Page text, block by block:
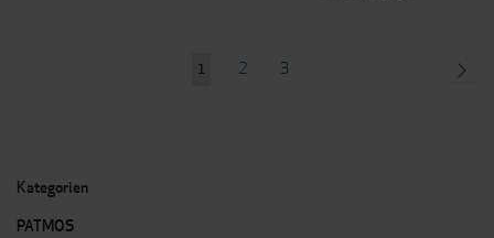
Sie
1 Seite
2 Seite
3
Kategorien
PATMOS